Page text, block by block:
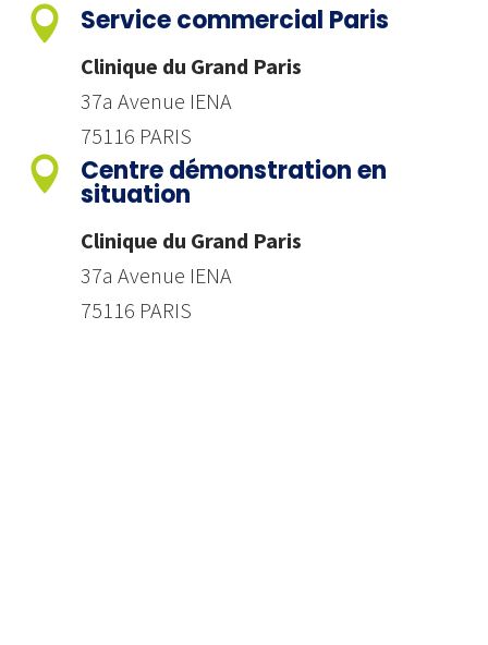
 Service commercial Paris
Clinique du Grand Paris
37a Avenue IENA
75116 PARIS
 Centre démonstration en
situation
Clinique du Grand Paris
37a Avenue IENA
75116 PARIS